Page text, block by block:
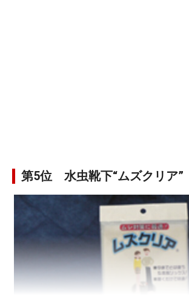
第5位 水虫靴下“ムズクリア”